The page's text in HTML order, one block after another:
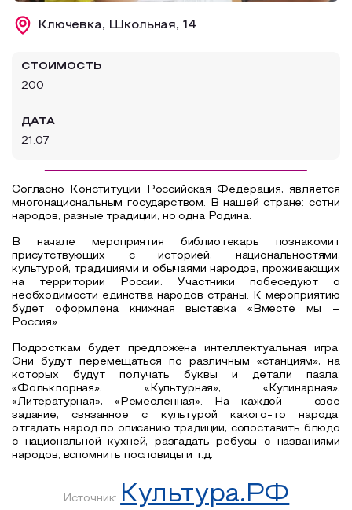
Образовательный туризм
Ключевка, Школьная, 14
СТОИМОСТЬ
200
ДАТА
21.07
Согласно Конституции Российская Федерация, является
многонациональным государством.
В нашей стране: сотни
народов, разные традиции, но одна Родина.
В начале мероприятия библиотекарь познакомит
присутствующих с историей, национальностями,
культурой, традициями и обычаями народов, проживающих
на территории России. Участники побеседуют о
необходимости единства народов страны. К мероприятию
будет оформлена книжная выставка «Вместе мы –
Россия».
Подросткам будет предложена интеллектуальная игра.
Они будут перемещаться по различным «станциям», на
которых будут получать буквы и детали пазла:
«Фольклорная», «Культурная», «Кулинарная»,
«Литературная», «Ремесленная». На каждой – свое
задание, связанное с культурой какого-то народа:
отгадать народ по описанию традиции, сопоставить блюдо
с национальной кухней, разгадать ребусы с названиями
народов, вспомнить пословицы и т.д.
Источник: Культура.РФ